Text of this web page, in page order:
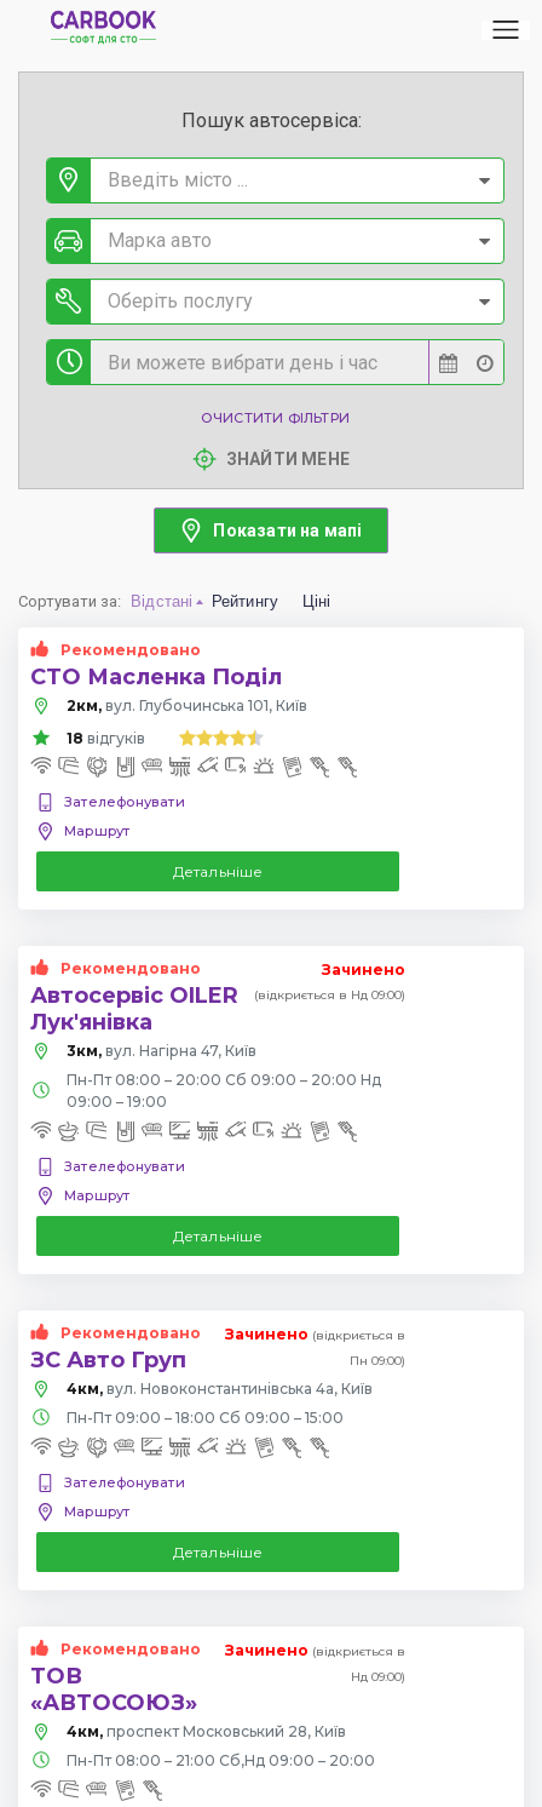
Пошук автосервіса:
Введіть місто ...
Марка авто
Оберіть послугу
ОЧИСТИТИ ФІЛЬТРИ
ЗНАЙТИ МЕНЕ
Показати на мапі
Сортувати за: Відстані Рейтингу Ціні
Рекомендовано
СТО Масленка Поділ
2км, вул. Глубочинська 101, Київ
18 відгуків
Зателефонувати
Маршрут
Детальніше
Рекомендовано
Автосервіс OILER
Лук'янівка
Зачинено
(відкриється в Нд 09:00)
3км, вул. Нагірна 47, Київ
Пн-Пт 08:00 – 20:00 Сб 09:00 – 20:00 Нд
09:00 – 19:00
Зателефонувати
Маршрут
Детальніше
Рекомендовано
ЗС Авто Груп
Зачинено (відкриється в
Пн 09:00)
4км, вул. Новоконстантинівська 4а, Київ
Пн-Пт 09:00 – 18:00 Сб 09:00 – 15:00
Зателефонувати
Маршрут
Детальніше
Рекомендовано
ТОВ
«АВТОСОЮЗ»
Зачинено (відкриється в
Нд 09:00)
4км, проспект Московський 28, Київ
Пн-Пт 08:00 – 21:00 Сб,Нд 09:00 – 20:00